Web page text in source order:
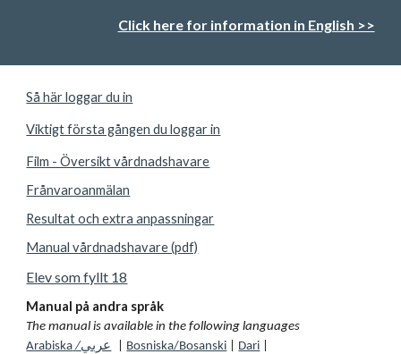
Click here for information in English >>
Så här loggar du in
Viktigt första gången du loggar in
Film - Översikt vårdnadshavare
Frånvaroanmälan
Resultat och extra anpassningar
Manual vårdnadshavare (pdf)
Elev som fyllt 18
Manual på andra språk
The manual is available in the following languages
Arabiska /عربي Bosniska/Bosanski Dari